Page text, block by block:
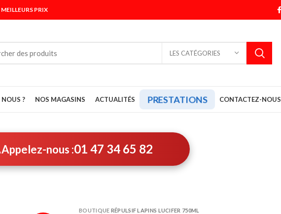
PRIX
LES CATÉGORIES
? NOS MAGASINS ACTUALITÉS PRESTATIONS CONTACTEZ-NOUS
Appelez-nous :01 47 34 65 82
BOUTIQUE RÉPULSIF LAPINS LUCIFER 750ML